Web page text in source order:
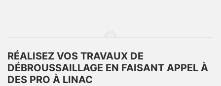
RÉALISEZ VOS TRAVAUX DE
DÉBROUSSAILLAGE EN FAISANT APPEL À
DES PRO À LINAC